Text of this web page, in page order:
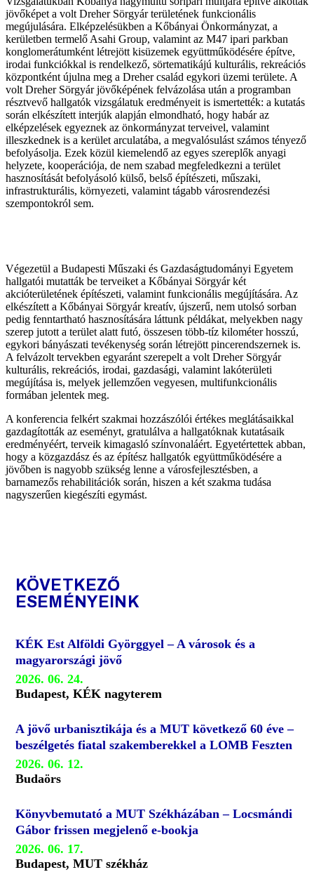
jövőképet a volt Dreher Sörgyár területének funkcionális
megújulására. Elképzelésükben a Kőbányai Önkormányzat, a
kerületben termelő Asahi Group, valamint az M47 ipari parkban
konglomerátumként létrejött kisüzemek együttműködésére építve,
irodai funkciókkal is rendelkező, sörtematikájú kulturális, rekreációs
központként újulna meg a Dreher család egykori üzemi területe. A
volt Dreher Sörgyár jövőképének felvázolása után a programban
résztvevő hallgatók vizsgálatuk eredményeit is ismertették: a kutatás
során elkészített interjúk alapján elmondható, hogy habár az
elképzelések egyeznek az önkormányzat terveivel, valamint
illeszkednek is a kerület arculatába, a megvalósulást számos tényező
befolyásolja. Ezek közül kiemelendő az egyes szereplők anyagi
helyzete, kooperációja, de nem szabad megfeledkezni a terület
hasznosítását befolyásoló külső, belső építészeti, műszaki,
infrastrukturális, környezeti, valamint tágabb városrendezési
szempontokról sem.
Végezetül a Budapesti Műszaki és Gazdaságtudományi Egyetem
hallgatói mutatták be terveiket a Kőbányai Sörgyár két
akcióterületének építészeti, valamint funkcionális megújítására. Az
elkészített a Kőbányai Sörgyár kreatív, újszerű, nem utolsó sorban
pedig fenntartható hasznosítására láttunk példákat, melyekben nagy
szerep jutott a terület alatt futó, összesen több-tíz kilométer hosszú,
egykori bányászati tevékenység során létrejött pincerendszernek is.
A felvázolt tervekben egyaránt szerepelt a volt Dreher Sörgyár
kulturális, rekreációs, irodai, gazdasági, valamint lakóterületi
megújítása is, melyek jellemzően vegyesen, multifunkcionális
formában jelentek meg.
A konferencia felkért szakmai hozzászólói értékes meglátásaikkal
gazdagították az eseményt, gratulálva a hallgatóknak kutatásaik
eredményéért, terveik kimagasló színvonaláért. Egyetértettek abban,
hogy a közgazdász és az építész hallgatók együttműködésére a
jövőben is nagyobb szükség lenne a városfejlesztésben, a
barnamezős rehabilitációk során, hiszen a két szakma tudása
nagyszerűen kiegészíti egymást.
KÖVETKEZŐ
ESEMÉNYEINK
KÉK Est Alföldi Györggyel – A városok és a
magyarországi jövő
2026. 06. 24.
Budapest, KÉK nagyterem
A jövő urbanisztikája és a MUT következő 60 éve –
beszélgetés fiatal szakemberekkel a LOMB Feszten
2026. 06. 12.
Budaörs
Könyvbemutató a MUT Székházában – Locsmándi
Gábor frissen megjelenő e-bookja
2026. 06. 17.
Budapest, MUT székház